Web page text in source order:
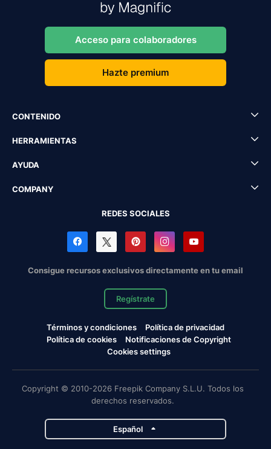
Acceso para colaboradores
Hazte premium
CONTENIDO
HERRAMIENTAS
AYUDA
COMPANY
REDES SOCIALES
Consigue recursos exclusivos directamente en tu email
Regístrate
Términos y condiciones
Política de privacidad
Política de cookies
Notificaciones de Copyright
Cookies settings
Copyright © 2010-2026 Freepik Company S.L.U. Todos los
derechos reservados.
Español